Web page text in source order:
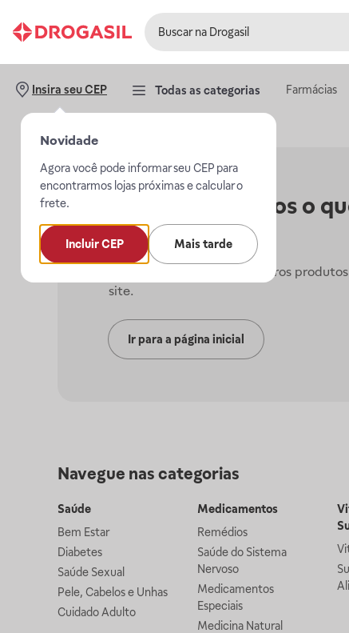
Insira seu CEP
Novidade
Agora você pode informar seu CEP para
encontrarmos lojas próximas e calcular o
frete.
Incluir CEP Mais tarde
Todas as categorias Farmácias
Não encontramos o
procurava.
Mas, você pode conferir outros
site.
Ir para a página inicial
Navegue nas categorias
Saúde
Bem Estar
Diabetes
Saúde Sexual
Pele, Cabelos e Unhas
Cuidado Adulto
Medicamentos
Remédios
Saúde do Sistema
Nervoso
Medicamentos
Especiais
Medicina Natural